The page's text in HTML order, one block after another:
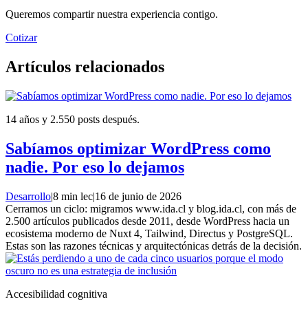
Queremos compartir nuestra experiencia contigo.
Cotizar
Artículos relacionados
14 años y 2.550 posts después.
Sabíamos optimizar WordPress como
nadie. Por eso lo dejamos
Desarrollo|8 min lec|16 de junio de 2026
Cerramos un ciclo: migramos www.ida.cl y blog.ida.cl, con más de
2.500 artículos publicados desde 2011, desde WordPress hacia un
ecosistema moderno de Nuxt 4, Tailwind, Directus y PostgreSQL.
Estas son las razones técnicas y arquitectónicas detrás de la decisión.
Accesibilidad cognitiva